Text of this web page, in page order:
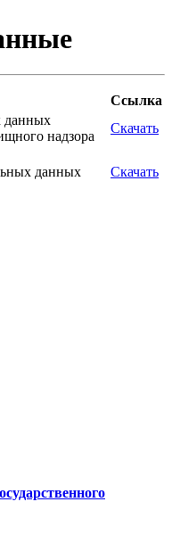
Ссылка
данных
надзора
Скачать
данных Скачать